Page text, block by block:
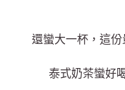
還蠻大一杯，這份
泰式奶茶蠻好